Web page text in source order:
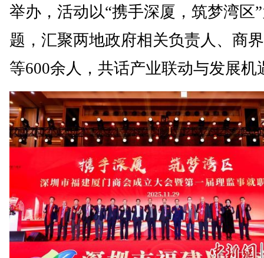
举办，活动以“携手深厦，筑梦湾区
题，汇聚两地政府相关负责人、商
等600余人，共话产业联动与发展机